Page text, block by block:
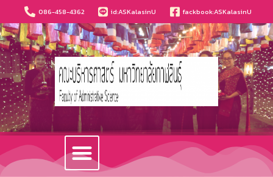
086-458-4362 id:ASKalasinU fackbook:ASKalasinU